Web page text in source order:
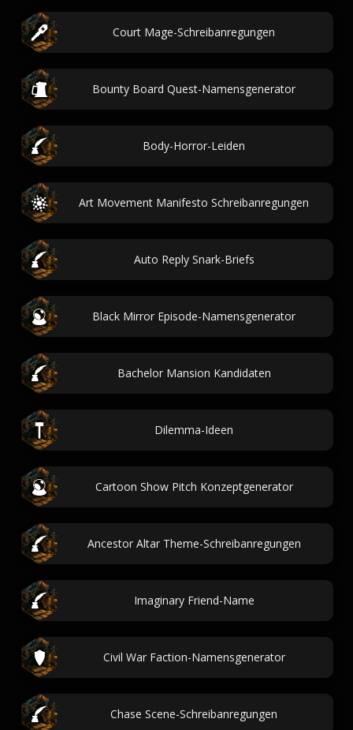
Court Mage-Schreibanregungen
Bounty Board Quest-Namensgenerator
Body-Horror-Leiden
Art Movement Manifesto Schreibanregungen
Auto Reply Snark-Briefs
Black Mirror Episode-Namensgenerator
Bachelor Mansion Kandidaten
Dilemma-Ideen
Cartoon Show Pitch Konzeptgenerator
Ancestor Altar Theme-Schreibanregungen
Imaginary Friend-Name
Civil War Faction-Namensgenerator
Chase Scene-Schreibanregungen